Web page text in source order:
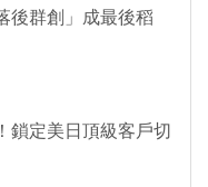
後群創」成最後稻
鎖定美日頂級客戶切